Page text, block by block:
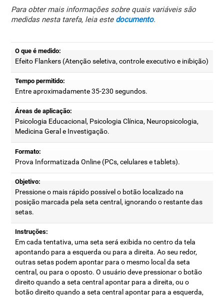
Para obter mais informações sobre quais variáveis são
medidas nesta tarefa, leia este documento.
O que é medido:
Efeito Flankers (Atenção seletiva, controle executivo e inibição)
Tempo permitido:
Entre aproximadamente 35-230 segundos.
Áreas de aplicação:
Psicologia Educacional, Psicologia Clínica, Neuropsicologia,
Medicina Geral e Investigação.
Formato:
Prova Informatizada Online (PCs, celulares e tablets).
Objetivo:
Pressione o mais rápido possível o botão localizado na
posição marcada pela seta central, ignorando o restante das
setas.
Instruções:
Em cada tentativa, uma seta será exibida no centro da tela
apontando para a esquerda ou para a direita. Ao seu redor,
outras setas podem apontar para o mesmo local da seta
central, ou para o oposto. O usuário deve pressionar o botão
direito quando a seta central apontar para a direita, ou o
botão direito quando a seta central apontar para a esquerda,